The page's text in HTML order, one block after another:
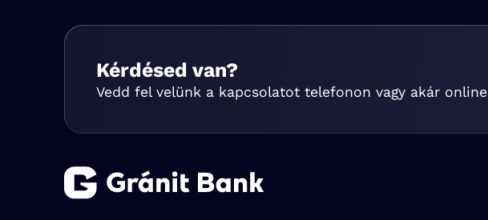
Kérdésed van?
Vedd fel velünk a kapcsolatot telefonon vagy akár online